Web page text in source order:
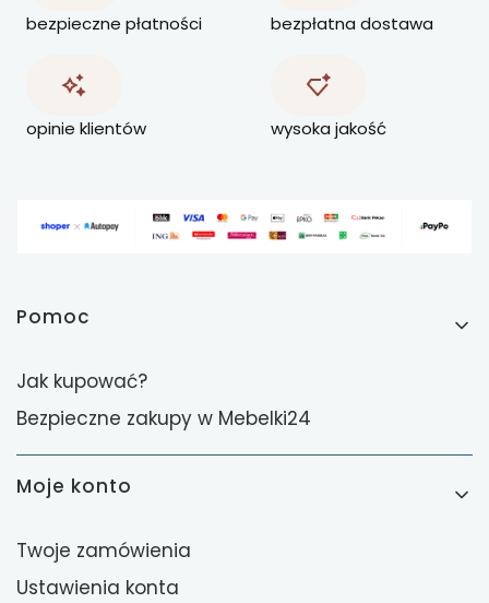
bezpieczne płatności bezpłatna dostawa
opinie klientów wysoka jakość
Linki w stopce
Pomoc
Jak kupować?
Bezpieczne zakupy w Mebelki24
Moje konto
Twoje zamówienia
Ustawienia konta